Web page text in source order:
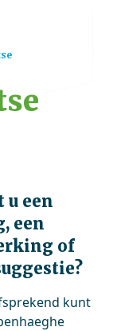
u een
een
of
kunt